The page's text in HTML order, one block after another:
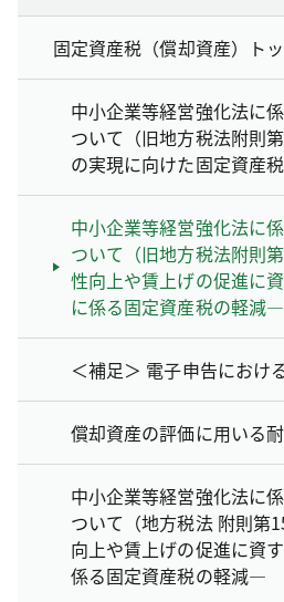
固定資産税（償却資産）ト
中小企業等経営強化法に
ついて（旧地方税法附則
の実現に向けた固定資産
中小企業等経営強化法に
ついて（旧地方税法附則
性向上や賃上げの促進に
に係る固定資産税の軽減―
＜補足＞ 電子申告におけ
償却資産の評価に用いる
中小企業等経営強化法に
ついて（地方税法 附則第
向上や賃上げの促進に資
係る固定資産税の軽減―